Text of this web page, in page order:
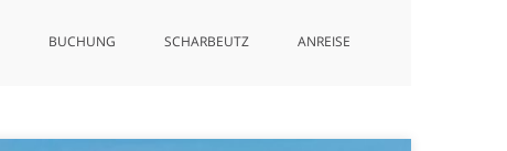
BUCHUNG SCHARBEUTZ ANREISE